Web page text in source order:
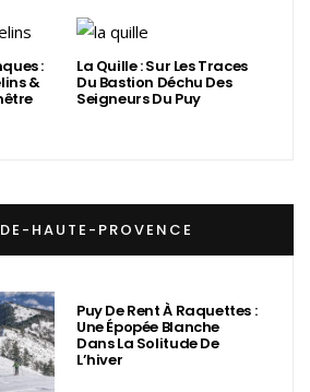
:
&
La Quille : Sur Les Traces
Du Bastion Déchu Des
Seigneurs Du Puy
HAUTE-PROVENCE
Puy De Rent À Raquettes :
Une Épopée Blanche
Dans La Solitude De
L’hiver